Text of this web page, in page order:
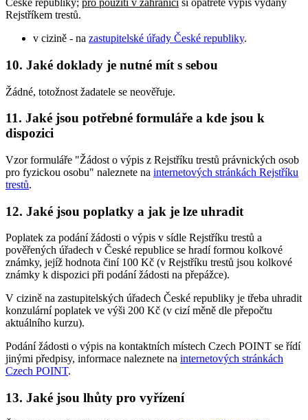
České republiky; pro použití v zahraničí si opatřete výpis vydaný
Rejstříkem trestů.
v cizině - na zastupitelské úřady České republiky.
10. Jaké doklady je nutné mít s sebou
Žádné, totožnost žadatele se neověřuje.
11. Jaké jsou potřebné formuláře a kde jsou k
dispozici
Vzor formuláře "Žádost o výpis z Rejstříku trestů právnických osob
pro fyzickou osobu" naleznete na internetových stránkách Rejstříku
trestů.
12. Jaké jsou poplatky a jak je lze uhradit
Poplatek za podání žádosti o výpis v sídle Rejstříku trestů a
pověřených úřadech v České republice se hradí formou kolkové
známky, jejíž hodnota činí 100 Kč (v Rejstříku trestů jsou kolkové
známky k dispozici při podání žádosti na přepážce).
V cizině na zastupitelských úřadech České republiky je třeba uhradit
konzulární poplatek ve výši 200 Kč (v cizí měně dle přepočtu
aktuálního kurzu).
Podání žádosti o výpis na kontaktních místech Czech POINT se řídí
jinými předpisy, informace naleznete na internetových stránkách
Czech POINT.
13. Jaké jsou lhůty pro vyřízení